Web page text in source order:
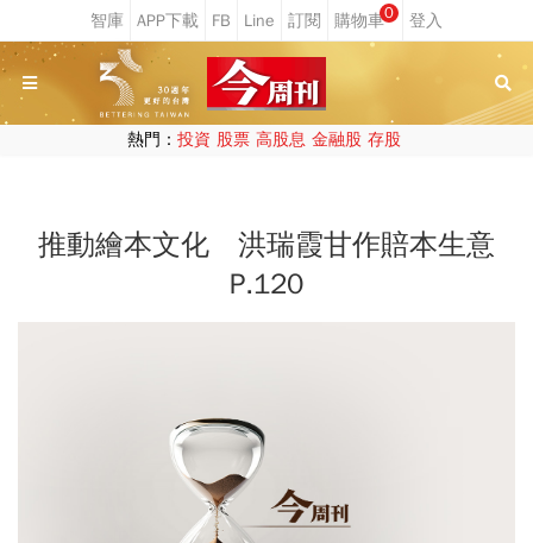
0
熱門： 投資 股票 高股息 金融股 存股
推動繪本文化 洪瑞霞甘作賠本生意
P.120